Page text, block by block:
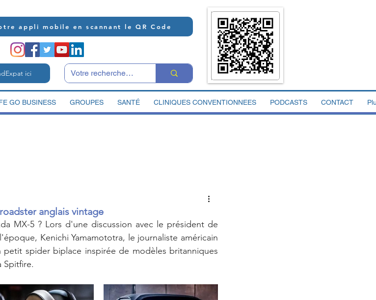
appli mobile en scannant le QR Code
ici
GO BUSINESS GROUPES SANTÉ CLINIQUES CONVENTIONNEES PODCASTS CONTACT
anglais vintage
MX-5 ? Lors d'une discussion avec le président de
Kenichi Yamamototra, le journaliste américain
spider biplace inspirée de modèles britanniques
Spitfire.